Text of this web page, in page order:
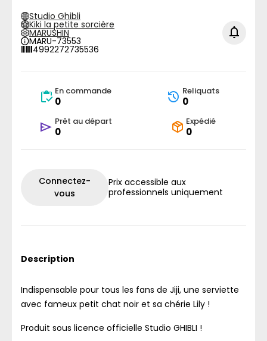
Studio Ghibli
Kiki la petite sorcière
MARUSHIN
MARU-73553
4992272735536
En commande
0
Reliquats
0
Prêt au départ
0
Expédié
0
Connectez-
vous
Prix accessible aux
professionnels uniquement
Description
Indispensable pour tous les fans de Jiji, une serviette
avec fameux petit chat noir et sa chérie Lily !
Produit sous licence officielle Studio GHIBLI !